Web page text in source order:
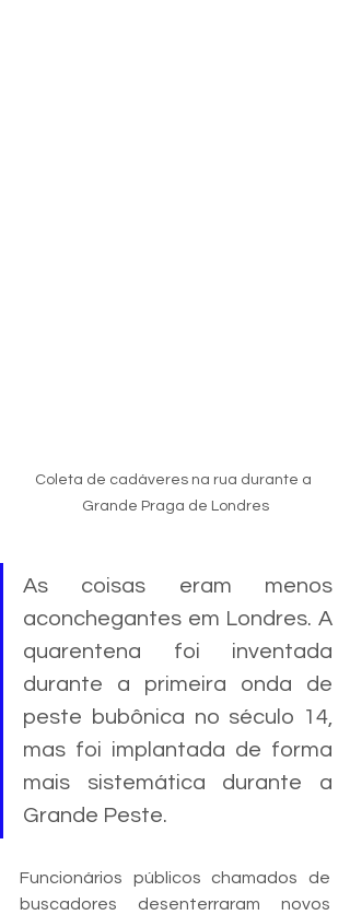
Coleta de cadáveres na rua durante a
Grande Praga de Londres
As coisas eram menos
aconchegantes em Londres. A
quarentena foi inventada
durante a primeira onda de
peste bubônica no século 14,
mas foi implantada de forma
mais sistemática durante a
Grande Peste.
Funcionários públicos chamados de
buscadores desenterraram novos